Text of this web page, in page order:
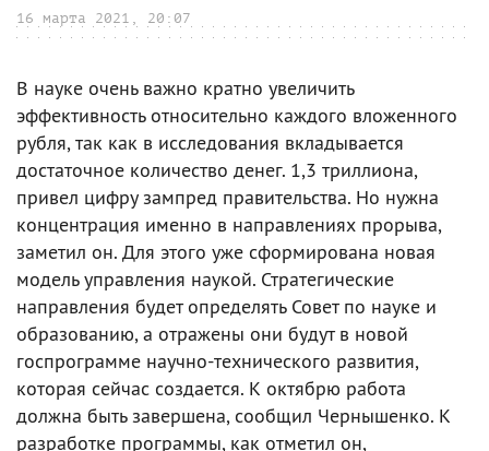
16 марта 2021, 20:07
В науке очень важно кратно увеличить
эффективность относительно каждого вложенного
рубля, так как в исследования вкладывается
достаточное количество денег. 1,3 триллиона,
привел цифру зампред правительства. Но нужна
концентрация именно в направлениях прорыва,
заметил он. Для этого уже сформирована новая
модель управления наукой. Стратегические
направления будет определять Совет по науке и
образованию, а отражены они будут в новой
госпрограмме научно-технического развития,
которая сейчас создается. К октябрю работа
должна быть завершена, сообщил Чернышенко. К
разработке программы, как отметил он,